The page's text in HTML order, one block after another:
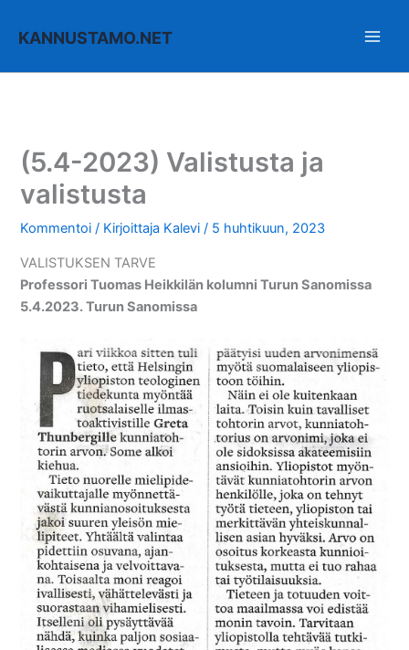
sisältöön
KANNUSTAMO.NET
(5.4-2023) Valistusta ja
valistusta
Kommentoi / Kirjoittaja Kalevi/ 5 huhtikuun, 2023
VALISTUKSEN TARVE
Professori Tuomas Heikkilän kolumni Turun Sanomissa
5.4.2023. Turun Sanomissa